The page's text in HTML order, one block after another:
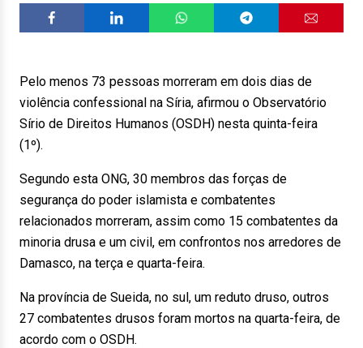
Pelo menos 73 pessoas morreram em dois dias de
violência confessional na Síria, afirmou o Observatório
Sírio de Direitos Humanos (OSDH) nesta quinta-feira
(1º).
Segundo esta ONG, 30 membros das forças de
segurança do poder islamista e combatentes
relacionados morreram, assim como 15 combatentes da
minoria drusa e um civil, em confrontos nos arredores de
Damasco, na terça e quarta-feira.
Na província de Sueida, no sul, um reduto druso, outros
27 combatentes drusos foram mortos na quarta-feira, de
acordo com o OSDH.